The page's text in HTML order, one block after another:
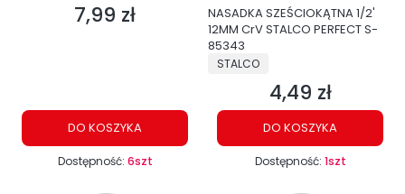
Cena
7,99 zł
DO KOSZYKA
Dostępność: 6szt
NASADKA SZEŚCIOKĄTNA 1/2'
12MM CrV STALCO PERFECT S-
85343
PRODUCENT
STALCO
Cena
4,49 zł
DO KOSZYKA
Dostępność: 1szt